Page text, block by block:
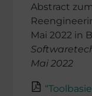
Abstract
Mai 2022 in
Mai 2022